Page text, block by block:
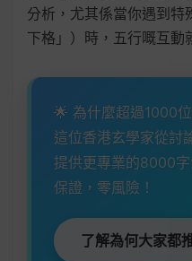
分析，尤其係當你遇到特
下格」）時，五行嘅互動
🌟 為什麼超過1000
這位香港玄學家從討
提供更專業的8000
保證，零風險！
了解為何大家都